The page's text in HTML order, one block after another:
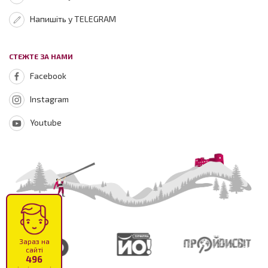
Напишіть у TELEGRAM
СТЕЖТЕ ЗА НАМИ
Facebook
Instagram
Youtube
Зараз на
сайті
496